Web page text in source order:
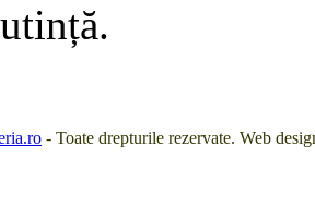
- Toate drepturile rezervate. Web